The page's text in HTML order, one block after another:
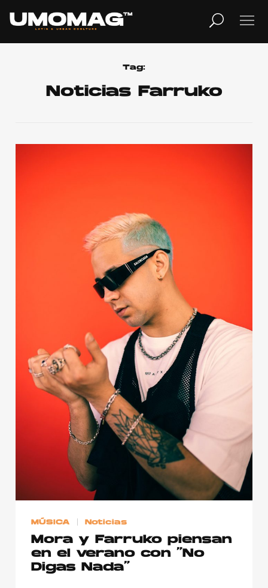
Home
Cover Story
Publicidad
Contacto
Aviso Legal
© 2015-2022 UMOMAG. PROPIEDAD DE UMO agency. TODOS LOS
DERECHOS RESERVADOS.
Tag:
Noticias Farruko
MÚSICA Noticias
Mora y Farruko piensan
en el verano con “No
Digas Nada”